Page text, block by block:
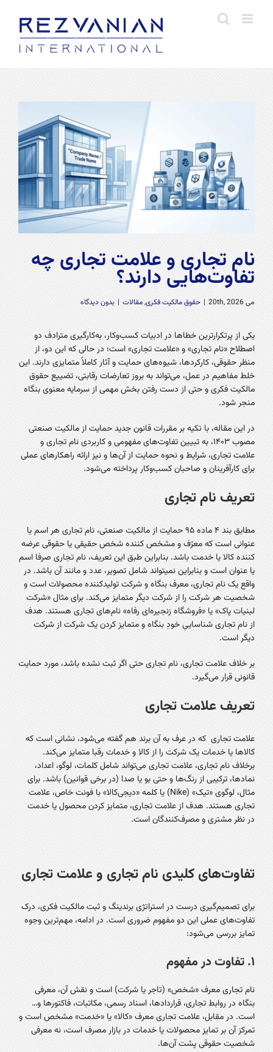
نام تجاری و علامت تجاری چه
تفاوت‌هایی دارند؟
می 20th, 2026 | حقوق مالکیت فکری,مقالات | بدون دیدگاه
یکی از پرتکرارترین خطاها در ادبیات کسب‌وکار، به‌کارگیری مترادف دو
اصطلاح «نام تجاری» و «علامت تجاری» است؛ در حالی که این دو، از
منظر حقوقی، کارکردها، شیوه‌های حمایت و آثار کاملاً متمایزی دارند. این
خلط مفاهیم در عمل، می‌تواند به بروز تعارضات رقابتی، تضییع حقوق
مالکیت فکری و حتی از دست رفتن بخش مهمی از سرمایه معنوی بنگاه
منجر شود.
در این مقاله، با تکیه بر مقررات قانون جدید حمایت از مالکیت صنعتی
مصوب ۱۴۰۳، به تبیین تفاوت‌های مفهومی و کاربردی نام تجاری و
علامت تجاری، شرایط و نحوه حمایت از آن‌ها و نیز ارائه راهکارهای عملی
برای کارآفرینان و صاحبان کسب‌وکار پرداخته می‌شود.
تعریف نام تجاری
مطابق بند ۴ ماده ۹۵ حمایت از مالکیت صنعتی، نام تجاری هر اسم یا
عنوانی است که معرّف و مشخص کننده شخص حقیقی یا حقوقی عرضه
کننده کالا یا خدمت باشد. بنابراین طبق این تعریف، نام تجاری صرفا اسم
یا عنوان است و بنابراین نمیتواند شامل تصویر، عدد و مانند آن باشد. در
واقع یک نام تجاری، معرف بنگاه و شرکت تولیدکننده محصولات است و
شخصیت هر شرکت را از شرکت دیگر متمایز می‌کند. برای مثال «شرکت
لبنیات پاک» یا «فروشگاه زنجیره‌ای رفاه» نام‌های تجاری هستند. هدف
از نام تجاری شناساییِ خودِ بنگاه و متمایز کردن یک شرکت از شرکت
دیگر است.
بر خلاف علامت تجاری، نام تجاری حتی اگر ثبت نشده باشد، مورد حمایت
قانونی قرار می‌گیرد.
تعریف علامت تجاری
علامت تجاری که در عرف به آن برند هم گفته می‌شود، نشانی است که
کالاها یا خدمات یک شرکت را از کالا و خدمات رقبا متمایز می‌کند.
برخلاف نام تجاری، علامت تجاری می‌تواند شامل کلمات، لوگو، اعداد،
نمادها، ترکیبی از رنگ‌ها و حتی بو یا صدا (در برخی قوانین) باشد. برای
مثال، لوگوی «تیک» (Nike) یا کلمه «دیجی‌کالا» با فونت خاص، علامت
تجاری هستند. هدف از علامت تجاری، متمایز کردن محصول یا خدمت
در نظر مشتری و مصرف‌کنندگان است.
تفاوت‌های کلیدی نام تجاری و علامت تجاری
برای تصمیم‌گیری درست در استراتژی برندینگ و ثبت مالکیت فکری، درک
تفاوت‌های عملی این دو مفهوم ضروری است. در ادامه، مهم‌ترین وجوه
تمایز بررسی می‌شود:
۱. تفاوت در مفهوم
نام تجاری معرف «شخص» (تاجر یا شرکت) است و نقش آن، معرفی
بنگاه در روابط تجاری، قراردادها، اسناد رسمی، مکاتبات، فاکتورها و…
است. در مقابل، علامت تجاری معرف «کالا» یا «خدمت» مشخص است و
تمرکز آن بر تمایز محصولات یا خدمات در بازار مصرف است، نه معرفی
شخصیت حقوقی پشت آن‌ها.